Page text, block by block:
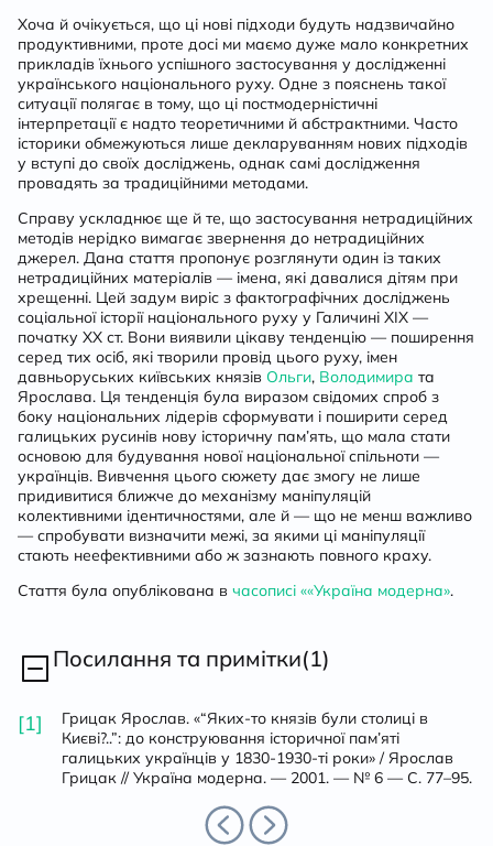
Хоча й очікується, що ці нові підходи будуть надзвичайно
продуктивними, проте досі ми маємо дуже мало конкретних
прикладів їхнього успішного застосування у дослідженні
українського національного руху. Одне з пояснень такої
ситуації полягає в тому, що ці постмодерністичні
інтерпретації є надто теоретичними й абстрактними. Часто
історики обмежуються лише декларуванням нових підходів
у вступі до своїх досліджень, однак самі дослідження
провадять за традиційними методами.
Справу ускладнює ще й те, що застосування нетрадиційних
методів нерідко вимагає звернення до нетрадиційних
джерел. Дана стаття пропонує розглянути один із таких
нетрадиційних матеріалів — імена, які давалися дітям при
хрещенні. Цей задум виріс з фактографічних досліджень
соціальної історії національного руху у Галичині XIX —
початку XX ст. Вони виявили цікаву тенденцію — поширення
серед тих осіб, які творили провід цього руху, імен
давньоруських київських князів Ольги, Володимира та
Ярослава. Ця тенденція була виразом свідомих спроб з
боку національних лідерів сформувати і поширити серед
галицьких русинів нову історичну пам’ять, що мала стати
основою для будування нової національної спільноти —
українців. Вивчення цього сюжету дає змогу не лише
придивитися ближче до механізму маніпуляцій
колективними ідентичностями, але й — що не менш важливо
— спробувати визначити межі, за якими ці маніпуляції
стають неефективними або ж зазнають повного краху.
Стаття була опублікована в часописі ««Україна модерна».
Посилання та примітки(1)
[1]
Грицак Ярослав. «“Яких-то князів були столиці в
Києві?..”: до конструювання історичної пам’яті
галицьких українців у 1830-1930-ті роки» / Ярослав
Грицак // Україна модерна. — 2001. — № 6 — С. 77–95.